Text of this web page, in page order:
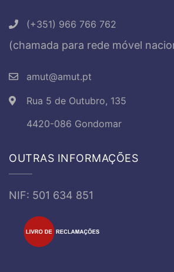
(+351) 966 766 762
(chamada para rede móvel
amut@amut.pt
Rua 5 de Outubro, 135
4420-086 Gondomar
OUTRAS INFORMAÇÕES
NIF: 501 634 851